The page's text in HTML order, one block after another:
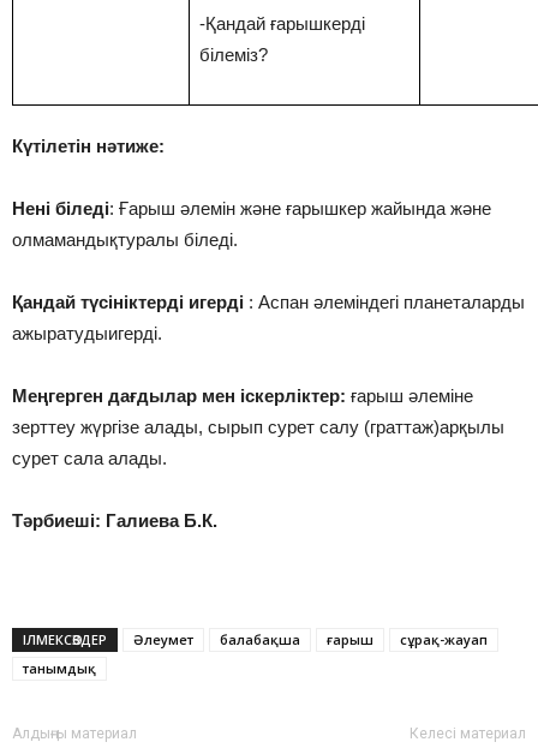
-Қандай ғарышкерді
білеміз?
Күтілетін нәтиже:
Нені біледі: Ғарыш әлемін және ғарышкер жайында және
олмамандықтуралы біледі.
Қандай түсініктерді игерді : Аспан әлеміндегі планеталарды
ажыратудыигерді.
Меңгерген дағдылар мен іскерліктер: ғарыш әлеміне
зерттеу жүргізе алады, сырып сурет салу (граттаж)арқылы
сурет сала алады.
Тәрбиеші: Галиева Б.К.
ІЛМЕКСӨЗДЕР Әлеумет балабақша ғарыш
сұрақ-жауап
танымдық
Алдыңғы материал Келесі материал